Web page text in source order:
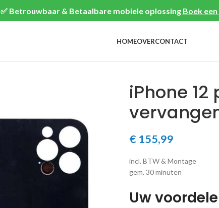
✅ Betrouwbaar & Betaalbare mobiele oplossing Boek
HOMEOVERCONTACT
iPhone
€ 155,99
incl. BTW & Montage
gem. 30 minuten
Uw